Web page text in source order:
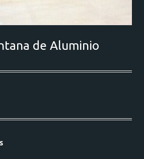
de Aluminio